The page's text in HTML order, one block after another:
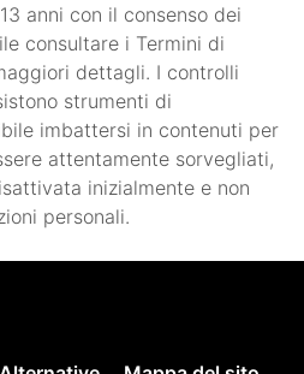
anni con il consenso dei
consultare i Termini di
dettagli. I controlli
strumenti di
imbattersi in contenuti per
attentamente sorvegliati,
inizialmente e non
personali.